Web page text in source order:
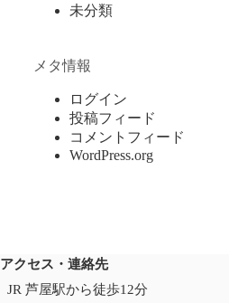
未分類
メタ情報
ログイン
投稿フィード
コメントフィード
WordPress.org
アクセス・連絡先
JR 芦屋駅から徒歩12分